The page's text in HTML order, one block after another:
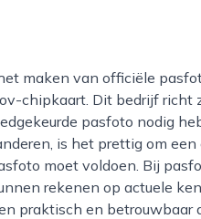
chipkaart. Dit bedrijf richt
pasfoto nodig
is het prettig om
moet voldoen. Bij
rekenen op actuele
praktisch en betrouwbaar